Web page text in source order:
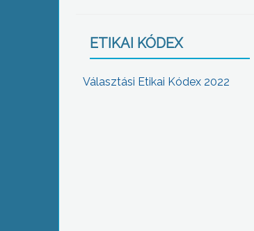
ETIKAI KÓDEX
Választási Etikai Kódex 2022